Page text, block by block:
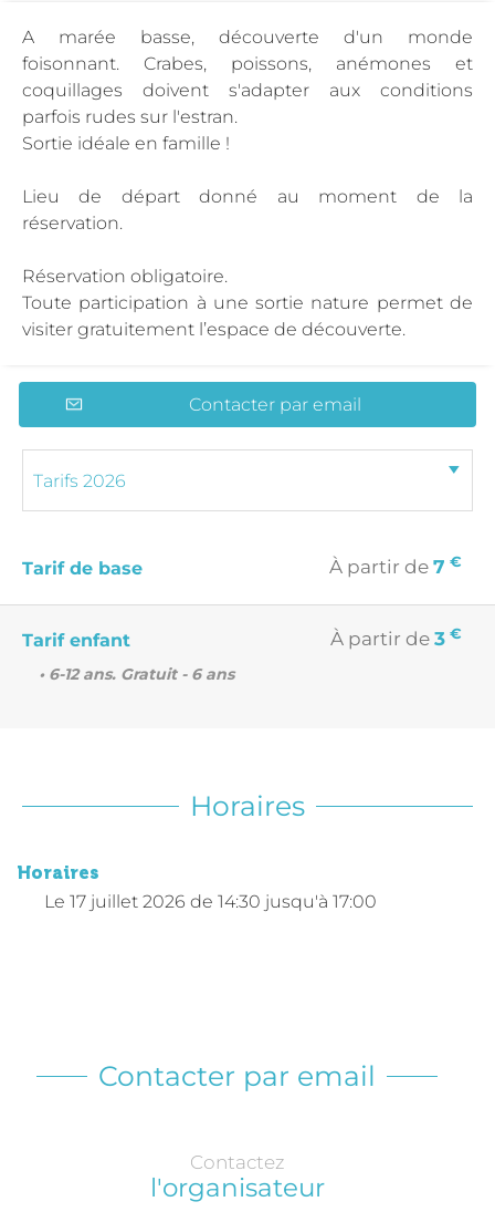
A marée basse, découverte d'un monde
foisonnant. Crabes, poissons, anémones et
coquillages doivent s'adapter aux conditions
parfois rudes sur l'estran.
Sortie idéale en famille !
Lieu de départ donné au moment de la
réservation.
Réservation obligatoire.
Toute participation à une sortie nature permet de
visiter gratuitement l’espace de découverte.
Contacter par email
Tarif de base À partir de 7 €
Tarif enfant À partir de 3 €
• 6-12 ans. Gratuit - 6 ans
Horaires
Horaires
Le 17 juillet 2026 de 14:30 jusqu'à 17:00
Contacter par email
Contactez
l'organisateur